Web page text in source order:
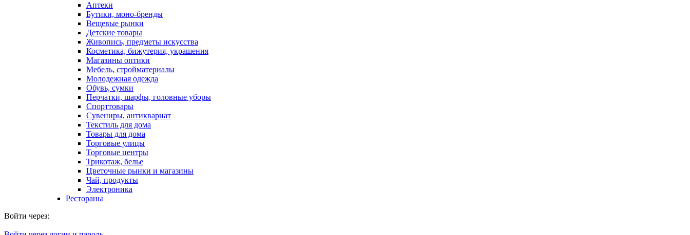
Аптеки
Бутики, моно-бренды
Вещевые рынки
Детские товары
Живопись, предметы искусства
Косметика, бижутерия, украшения
Магазины оптики
Мебель, стройматериалы
Молодежная одежда
Обувь, сумки
Перчатки, шарфы, головные уборы
Спорттовары
Сувениры, антиквариат
Текстиль для дома
Товары для дома
Торговые улицы
Торговые центры
Трикотаж, белье
Цветочные рынки и магазины
Чай, продукты
Электроника
Рестораны
Войти через: